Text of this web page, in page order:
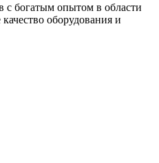
с богатым опытом в области
оборудования и